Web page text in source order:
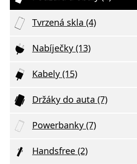
Tvrzená skla (4)
Nabíječky (13)
Kabely (15)
Držáky do auta (7)
Powerbanky (7)
Handsfree (2)